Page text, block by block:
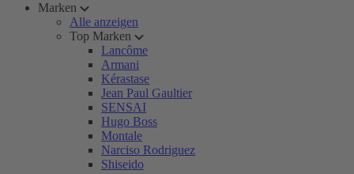
Marken
Alle anzeigen
Top Marken
Lancôme
Armani
Kérastase
Jean Paul Gaultier
SENSAI
Hugo Boss
Montale
Narciso Rodriguez
Shiseido